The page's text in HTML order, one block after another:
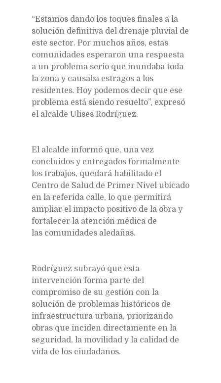
“Estamos dando los toques finales a la
solución definitiva del drenaje pluvial de
este sector. Por muchos años, estas
comunidades esperaron una respuesta
a un problema serio que inundaba toda
la zona y causaba estragos a los
residentes. Hoy podemos decir que ese
problema está siendo resuelto”, expresó
el alcalde Ulises Rodríguez.
El alcalde informó que, una vez
concluidos y entregados formalmente
los trabajos, quedará habilitado el
Centro de Salud de Primer Nivel ubicado
en la referida calle, lo que permitirá
ampliar el impacto positivo de la obra y
fortalecer la atención médica de
las comunidades aledañas.
Rodríguez subrayó que esta
intervención forma parte del
compromiso de su gestión con la
solución de problemas históricos de
infraestructura urbana, priorizando
obras que inciden directamente en la
seguridad, la movilidad y la calidad de
vida de los ciudadanos.